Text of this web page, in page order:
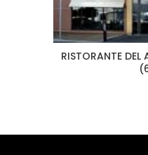
RISTORANTE DEL